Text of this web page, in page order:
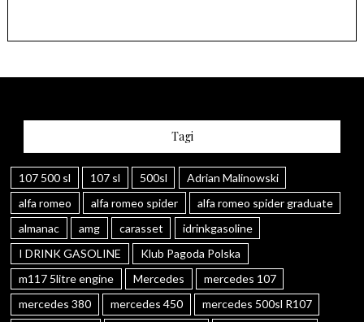
Tagi
107 500 sl 107 sl 500sl
Adrian Malinowski
alfa romeo
alfa romeo spider
alfa romeo spider graduate
almanac
amg carasset
idrinkgasoline
I DRINK GASOLINE
Klub Pagoda Polska
m117 5litre engine
Mercedes
mercedes 107
mercedes 380
mercedes 450 mercedes 500sl R107